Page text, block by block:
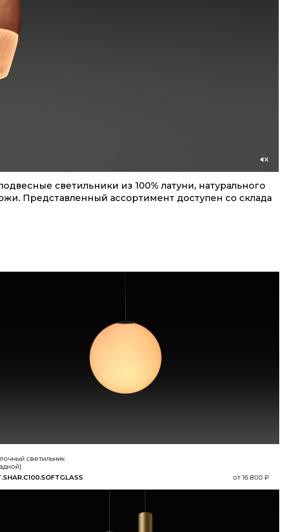
Со
светильники из 100% латуни, натурального
Представленный ассортимент доступен со склада
светильник
от16 800 ₽